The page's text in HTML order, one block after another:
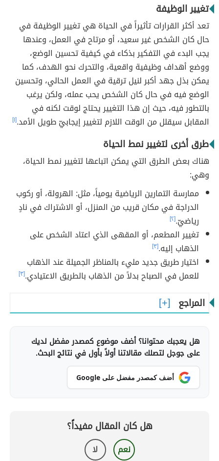
تغيير الوظيفة
تعد أكثر القرارات تأثيراً في الحياة هي تغيير الوظيفة في
حال كان الشخص غير سعيد، أو مرتاح في العمل، وعندها
يجب البدء في التفكير بذكاء في كيفية تحسين الوضع،
ووضع أهداف وظيفية واقعية، والتحرك نحو الهدف، كما
يمكن بذل جهد أكبر لنيل ترقية في العمل الحالي، وتحسين
الوضع فيه في حال كان الشخص يحب عمله، ولكن يرغب
بالتطور فيه، حيث إن هذا التغيير يحتاج لوقت لكنه في
المقابل سيقلل من الوقت اللازم لتغيير إيجابيّ طويل الأمد.[١]
طرق أخرى لتغيير نمط الحياة
هناك بعض الطرق التي يمكن اتباعها لتغيير نمط الحياة،
وهي:
ممارسة التمارين الرياضية يومياً، مثل: الهرولة، أو ركوب
الدراجة في مكان قريب من المنزل، أو الاشتراك في نادٍ
رياضيّ.[٢]
تغيير المطعم، أو المقهى الذي اعتاد الشخص على
الذهاب إليه.[٣]
اختيار طريق جديد مليء بالمناظر الجميلة عند الذهاب
للعمل في الصباح بدلاً من الذهاب بالطريق الاعتيادي.[٣]
المراجع
هل يعجبك محتوانا؟ أضف موضوع كمصدر مفضل لديك
على جوجل لتصلك مقالاتنا أولاً بأول في نتائج البحث.
أضف كمصدر مفضل على Google
هل كان المقال مفيداً؟
نعم لا